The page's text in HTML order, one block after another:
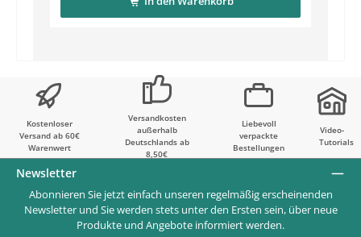
Kostenloser
Versand ab 60€
Warenwert
Versandkosten
außerhalb
Deutschlands ab
8,50€
Liebevoll
verpackte
Bestellungen
Video-
Tutorials
Newsletter
Abonnieren Sie jetzt einfach unseren regelmäßig erscheinenden
Newsletter und Sie werden stets unter den Ersten sein, über neue
Produkte und Angebote informiert werden.